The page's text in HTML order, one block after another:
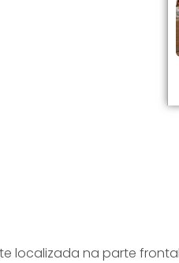
localizada na parte